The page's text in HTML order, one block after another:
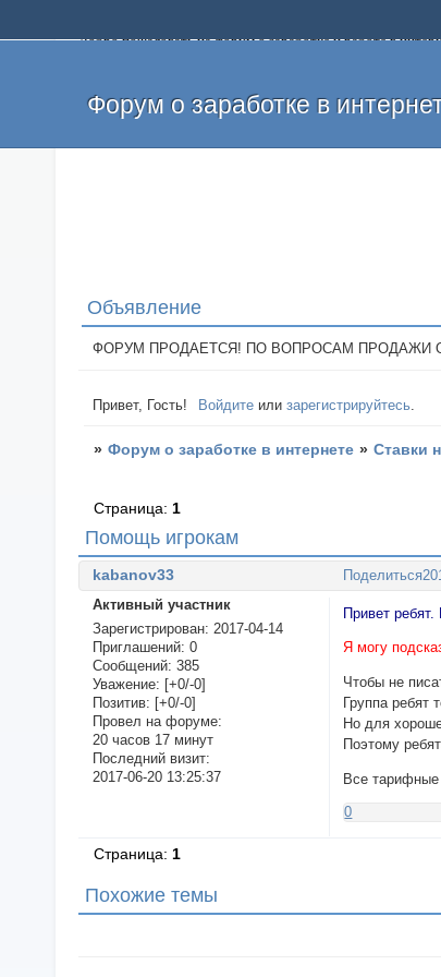
Добро пожаловать на форум о заработке и работе в
и оставлять свои отзывы. Если вы знаете, что
легкие деньги без вложений и регистрации уже сегодня.
Форум о заработке в
Объявление
ФОРУМ ПРОДАЕТСЯ! ПО ВОПРОСАМ ПРОДАЖИ
Привет, Гость! Войдите илизарегистрируйтесь.
» Форум о заработке в интернете » Ставки
Помощь игрокам
Страница: 1
Поделиться
kabanov33
Активный участник
Зарегистрирован: 2017-04-14
Приглашений: 0
Сообщений: 385
Уважение: [+0/-0]
Позитив: [+0/-0]
Провел на форуме:
20 часов 17 минут
Последний визит:
2017-06-20 13:25:37
Привет
Я могу
Чтобы не
Группа ребят
Но для
Поэтому
Все
0
Страница: 1
Похожие темы